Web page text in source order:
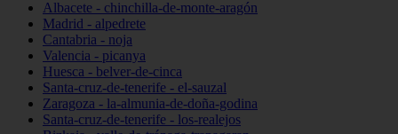
Albacete - chinchilla-de-monte-aragón
Madrid - alpedrete
Cantabria - noja
Valencia - picanya
Huesca - belver-de-cinca
Santa-cruz-de-tenerife - el-sauzal
Zaragoza - la-almunia-de-doña-godina
Santa-cruz-de-tenerife - los-realejos